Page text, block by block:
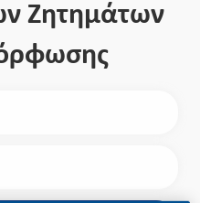
Ζητημάτων